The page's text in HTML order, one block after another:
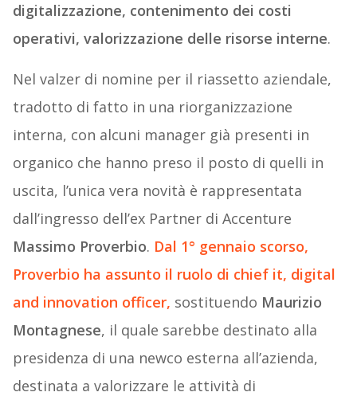
digitalizzazione, contenimento dei costi
operativi, valorizzazione delle risorse interne.
Nel valzer di nomine per il riassetto aziendale,
tradotto di fatto in una riorganizzazione
interna, con alcuni manager già presenti in
organico che hanno preso il posto di quelli in
uscita, l’unica vera novità è rappresentata
dall’ingresso dell’ex Partner di Accenture
Massimo Proverbio. Dal 1° gennaio scorso,
Proverbio ha assunto il ruolo di chief it, digital
and innovation officer, sostituendo Maurizio
Montagnese, il quale sarebbe destinato alla
presidenza di una newco esterna all’azienda,
destinata a valorizzare le attività di